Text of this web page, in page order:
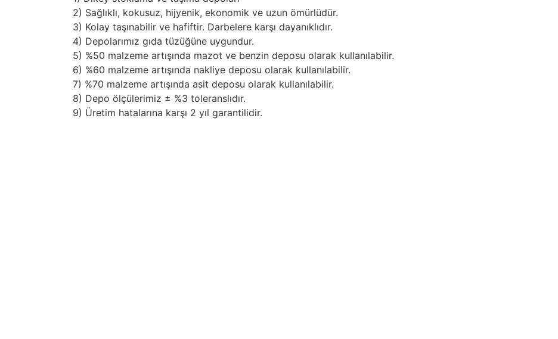
2) Sağlıklı, kokusuz, hijyenik, ekonomik ve uzun ömürlüdür.
3) Kolay taşınabilir ve hafiftir. Darbelere karşı dayanıklıdır.
4) Depolarımız gıda tüzüğüne uygundur.
5) %50 malzeme artışında mazot ve benzin deposu olarak kullanılabilir.
6) %60 malzeme artışında nakliye deposu olarak kullanılabilir.
7) %70 malzeme artışında asit deposu olarak kullanılabilir.
8) Depo ölçülerimiz ± %3 toleranslıdır.
9) Üretim hatalarına karşı 2 yıl garantilidir.